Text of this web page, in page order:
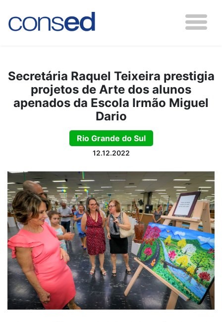
Secretária Raquel Teixeira prestigia
projetos de Arte dos alunos
apenados da Escola Irmão Miguel
Dario
Rio Grande do Sul
12.12.2022